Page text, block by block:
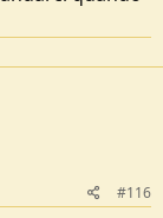
#116